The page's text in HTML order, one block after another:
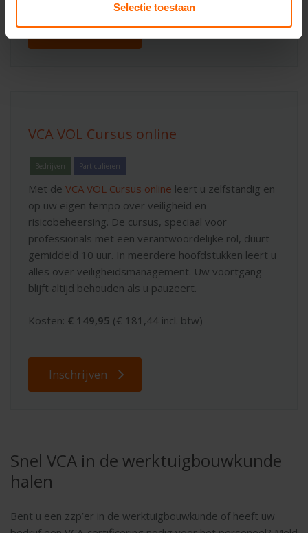
Selectie toestaan
Inschrijven
VCA VOL Cursus online
Bedrijven Particulieren
Met de VCA VOL Cursus online leert u zelfstandig en
op uw eigen tempo over veiligheid en
risicobeheersing. De cursus, speciaal voor
professionals met een verantwoordelijke rol, duurt
gemiddeld 10 uur. In meerdere hoofdstukken leert u
alles over veiligheidsmanagement. Uw voortgang
blijft altijd behouden als u pauzeert.
Kosten: € 149,95 (€ 181,44 incl. btw)
Inschrijven
Snel VCA in de werktuigbouwkunde
halen
Bent u een zzp’er in de werktuigbouwkunde of heeft uw